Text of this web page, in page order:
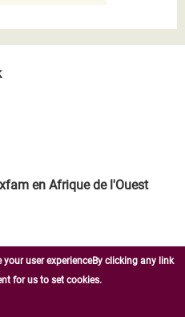
en Afrique de l'Ouest
centrafricaine. Tous
user experienceBy clicking any link
for us to set cookies.